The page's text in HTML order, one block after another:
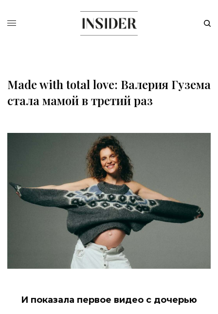
Made with total love: Валерия Гузема
стала мамой в третий раз
И показала первое видео с дочерью